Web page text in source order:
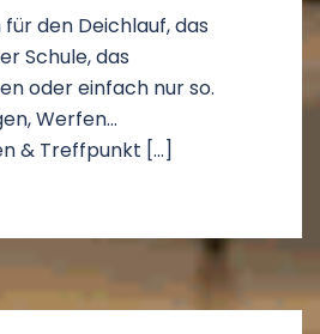
den Deichlauf, das
Schule, das
oder einfach nur so.
Werfen…
& Treffpunkt […]